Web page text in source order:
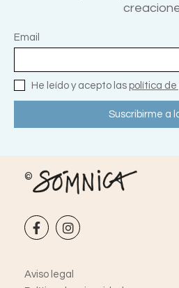
Email
He leído y acepto las política de
©
Aviso legal